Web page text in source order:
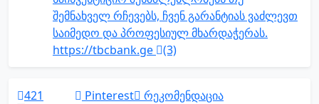
შემნახველ რჩევებს, ჩვენ გარანტიას ვაძლევთ
საიმედო და პროფესიულ მხარდაჭერას.
https://tbcbank.ge
(3)
421 Pinterest
რეკომენდაცია